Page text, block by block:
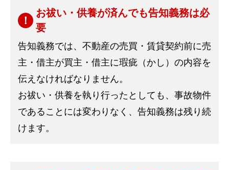
お祓い・供養が済んでも告知義務は必
要
告知義務では、不動産の売買・賃貸契約前に売
主・借主が買主・借主に瑕疵（かし）の内容を
伝えなければなりません。
お祓い・供養を執り行ったとしても、事故物件
であることには変わりなく、告知義務は残り続
けます。